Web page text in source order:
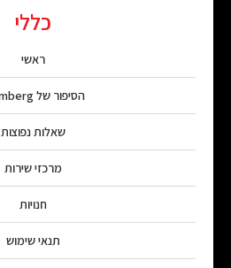
כללי
ראשי
הסיפור של Blomberg
שאלות נפוצות
מרכזי שירות
חנויות
תנאי שימוש